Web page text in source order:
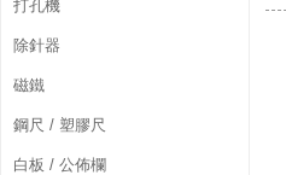
打孔機
除針器
磁鐵
鋼尺 / 塑膠尺
白板 / 公佈欄